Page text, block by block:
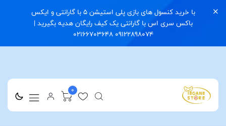
با خرید کنسول های بازی پلی استیشن 5 با گارانتی و ایکس
باکس سری اس با گارانتی یک کیف رایگان هدیه بگیرید |
09122898074 02166703648
0